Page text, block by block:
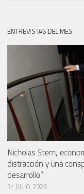
ENTREVISTAS DEL MES
Nicholas Stern,
distracción y una
desarrollo”
31 JULIO, 2026